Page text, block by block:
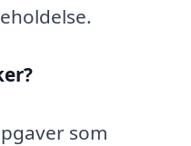
som